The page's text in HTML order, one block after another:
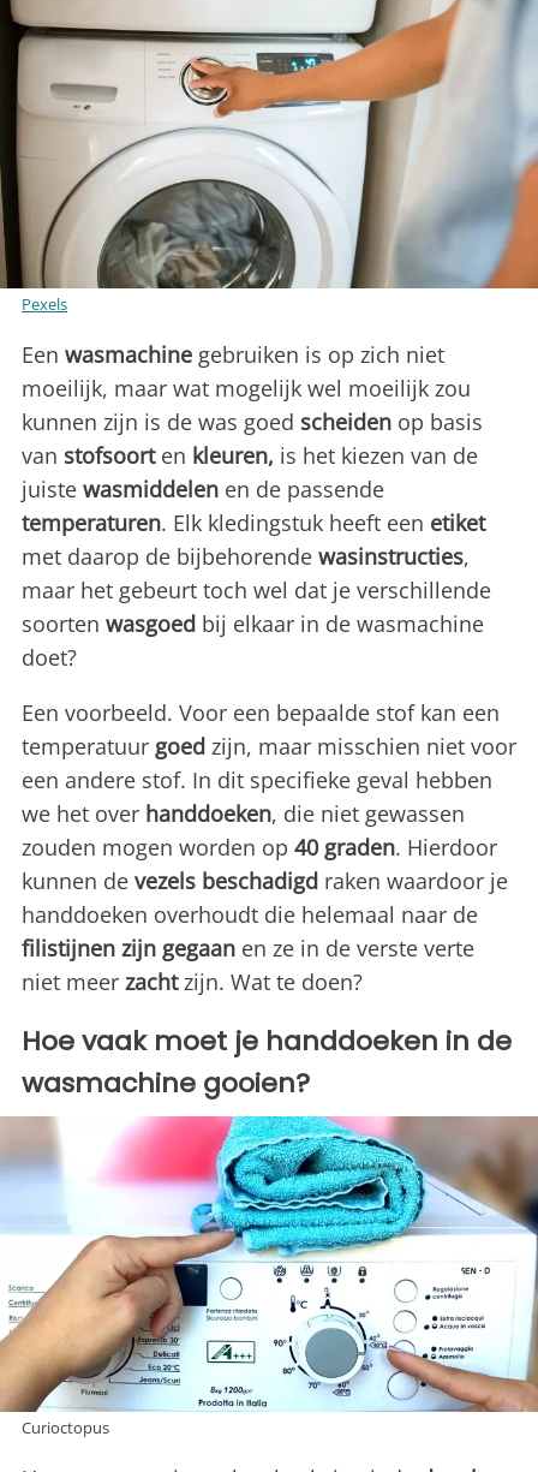
Pexels
Een wasmachine gebruiken is op zich niet
moeilijk, maar wat mogelijk wel moeilijk zou
kunnen zijn is de was goed scheiden op basis
van stofsoorten kleuren, is het kiezen van de
juiste wasmiddelen en de passende
temperaturen. Elk kledingstuk heeft een etiket
met daarop de bijbehorende wasinstructies,
maar het gebeurt toch wel dat je verschillende
soorten wasgoed bij elkaar in de wasmachine
doet?
Een voorbeeld. Voor een bepaalde stof kan een
temperatuur goed zijn, maar misschien niet voor
een andere stof. In dit specifieke geval hebben
we het over handdoeken, die niet gewassen
zouden mogen worden op 40 graden. Hierdoor
kunnen de vezels beschadigd raken waardoor je
handdoeken overhoudt die helemaal naar de
filistijnen zijn gegaan en ze in de verste verte
niet meer zachtzijn. Wat te doen?
Hoe vaak moet je handdoeken in de
wasmachine gooien?
Curioctopus